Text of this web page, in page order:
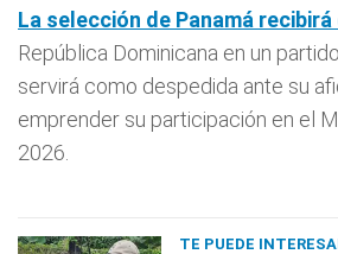
La selección de Panamá
República Dominicana en un
servirá como despedida ante su
emprender su participación en el
2026.
TE PUEDE